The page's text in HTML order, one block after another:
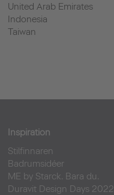
United Arab Emirates
Indonesia
Taiwan
Inspiration
Stilfinnaren
Badrumsidéer
ME by Starck. Bara du.
Duravit Design Days 2022